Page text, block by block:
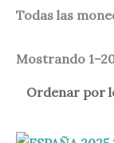
Todas las
Mostrando
El
El